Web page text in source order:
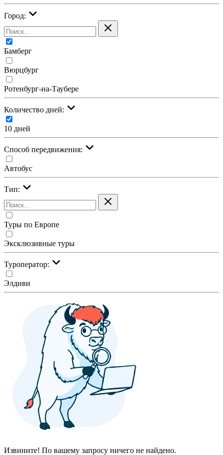
Город:
Бамберг
Вюрцбург
Ротенбург-на-Таубере
Количество дней:
10 дней
Cпособ передвижения:
Автобус
Тип:
Туры по Европе
Эксклюзивные туры
Туроператор:
Элдиви
Извините! По вашему запросу ничего не найдено.